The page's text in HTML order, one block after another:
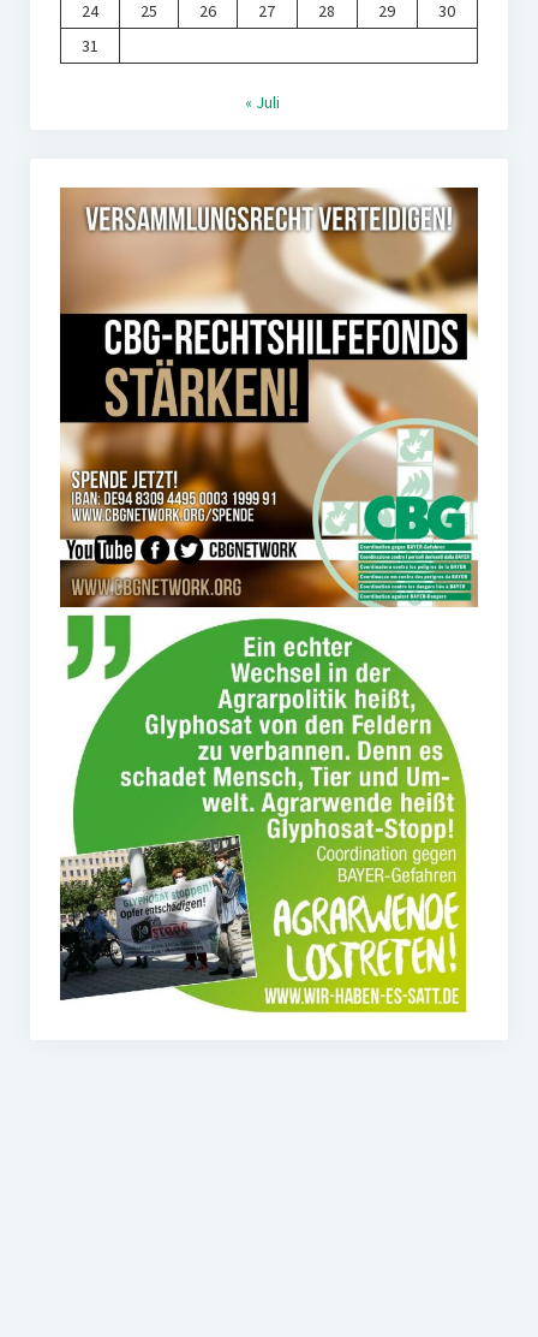
24 25 26 27 28 29
30
31
« Juli